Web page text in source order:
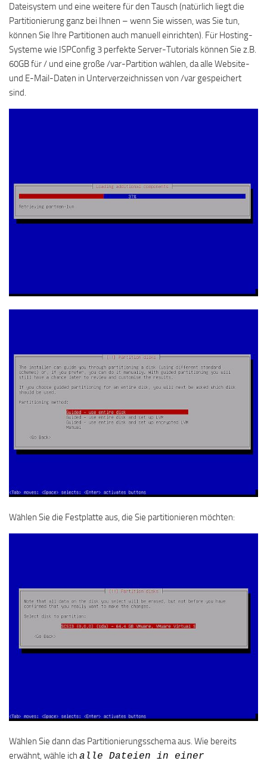
Dateisystem und eine weitere für den Tausch (natürlich liegt die
Partitionierung ganz bei Ihnen – wenn Sie wissen, was Sie tun,
können Sie Ihre Partitionen auch manuell einrichten). Für Hosting-
Systeme wie ISPConfig 3 perfekte Server-Tutorials können Sie z.B.
60GB für / und eine große /var-Partition wählen, da alle Website-
und E-Mail-Daten in Unterverzeichnissen von /var gespeichert
sind.
Wählen Sie die Festplatte aus, die Sie partitionieren möchten:
Wählen Sie dann das Partitionierungsschema aus. Wie bereits
erwähnt, wähle ich alle Dateien in einer